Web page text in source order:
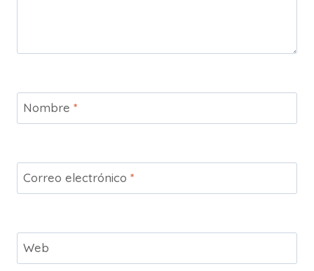
Nombre *
Correo electrónico *
Web